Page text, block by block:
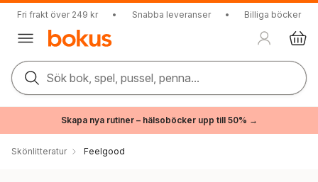
Fri frakt över 249 kr • Snabba leveranser • Billiga böcker
Sök bok, spel, pussel, penna...
Skapa nya rutiner – hälsoböcker upp till 50% →
Skönlitteratur Feelgood